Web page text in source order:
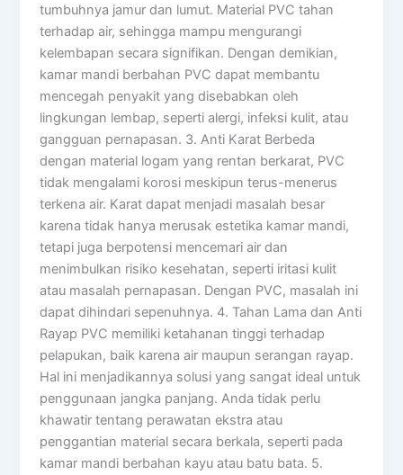
tumbuhnya jamur dan lumut. Material PVC tahan
terhadap air, sehingga mampu mengurangi
kelembapan secara signifikan. Dengan demikian,
kamar mandi berbahan PVC dapat membantu
mencegah penyakit yang disebabkan oleh
lingkungan lembap, seperti alergi, infeksi kulit, atau
gangguan pernapasan. 3. Anti Karat Berbeda
dengan material logam yang rentan berkarat, PVC
tidak mengalami korosi meskipun terus-menerus
terkena air. Karat dapat menjadi masalah besar
karena tidak hanya merusak estetika kamar mandi,
tetapi juga berpotensi mencemari air dan
menimbulkan risiko kesehatan, seperti iritasi kulit
atau masalah pernapasan. Dengan PVC, masalah ini
dapat dihindari sepenuhnya. 4. Tahan Lama dan Anti
Rayap PVC memiliki ketahanan tinggi terhadap
pelapukan, baik karena air maupun serangan rayap.
Hal ini menjadikannya solusi yang sangat ideal untuk
penggunaan jangka panjang. Anda tidak perlu
khawatir tentang perawatan ekstra atau
penggantian material secara berkala, seperti pada
kamar mandi berbahan kayu atau batu bata. 5.